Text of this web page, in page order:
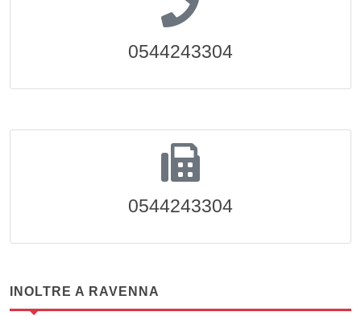
0544243304
0544243304
INOLTRE A RAVENNA